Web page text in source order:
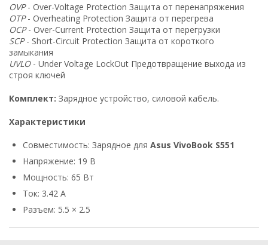
OVP- Over-Voltage Protection Защита от перенапряжения
OTP- Overheating Protection Защита от перегрева
OCP- Over-Current Protection Защита от перегрузки
SCP- Short-Circuit Protection Защита от короткого
замыкания
UVLO- Under Voltage LockOut Предотвращение выхода из
строя ключей
Комплект: Зарядное устройство, силовой кабель.
Характеристики
Совместимость: Зарядное для Asus VivoBook S551
Напряжение: 19 В
Мощность: 65 Вт
Ток: 3.42 А
Разъем: 5.5 × 2.5